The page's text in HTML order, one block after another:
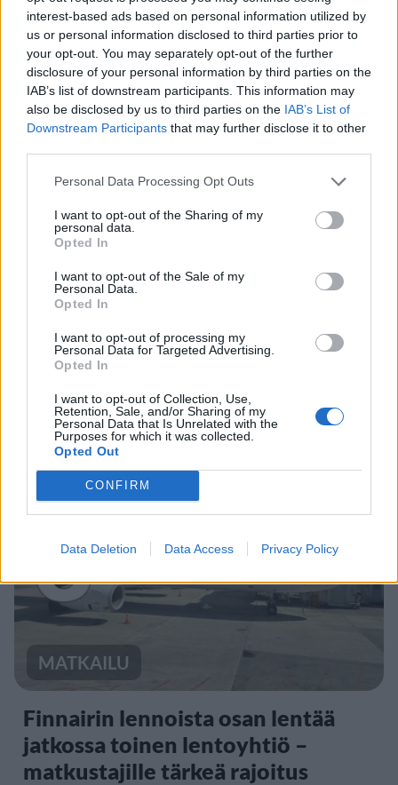
interest-based ads based on personal information utilized by
us or personal information disclosed to third parties prior to
your opt-out. You may separately opt-out of the further
disclosure of your personal information by third parties on the
IAB’s list of downstream participants. This information may
also be disclosed by us to third parties on the IAB’s List of
Downstream Participants that may further disclose it to other
Personal Data Processing Opt Outs
I want to opt-out of the Sharing of my
personal data.
Opted In
I want to opt-out of the Sale of my
Personal Data.
Opted In
I want to opt-out of processing my
Personal Data for Targeted Advertising.
Opted In
I want to opt-out of Collection, Use,
Retention, Sale, and/or Sharing of my
Personal Data that Is Unrelated with the
Purposes for which it was collected.
Opted Out
CONFIRM
Data Deletion Data Access Privacy Policy
Leskeneläke ei kuulu kaikille –
Kela muistuttaa tärkeästä
ikärajasta
2
UUTISET
Työnantaja ei hyväksynyt
sairauslomatodistuksia – neljälle
ei maksettu sairausajan palkkaa
3
MATKAILU
Finnairin lennoista osan lentää
jatkossa toinen lentoyhtiö –
matkustajille tärkeä rajoitus